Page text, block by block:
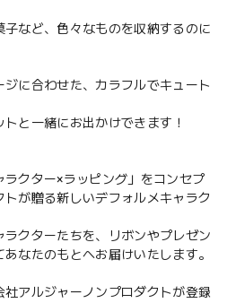
など、色々なものを収納するのに
に合わせた、カラフルでキュート
と一緒にお出かけできます！
ラクター×ラッピング」をコンセプ
トが贈る新しいデフォルメキャラク
クターたちを、リボンやプレゼン
なたのもとへお届けいたします。
アルジャーノンプロダクトが登録